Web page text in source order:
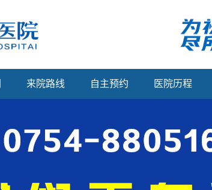
来院路线 自主预约 医院历程